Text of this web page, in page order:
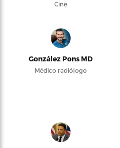
Cine
González Pons MD
Médico radiólogo